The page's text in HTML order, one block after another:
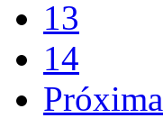
13
14
Próxima